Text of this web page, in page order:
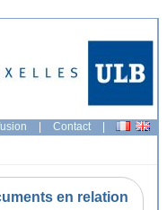
| Contact |
en relation